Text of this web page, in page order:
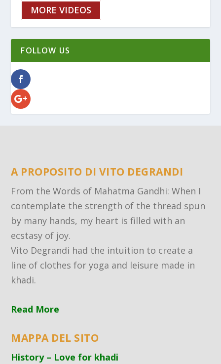
MORE VIDEOS
FOLLOW US
A PROPOSITO DI VITO DEGRANDI
From the Words of Mahatma Gandhi: When I
contemplate the strength of the thread spun
by many hands, my heart is filled with an
ecstasy of joy.
Vito Degrandi had the intuition to create a
line of clothes for yoga and leisure made in
khadi.
Read More
MAPPA DEL SITO
History – Love for khadi